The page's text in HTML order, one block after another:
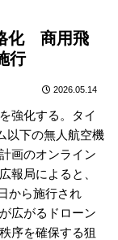
化 商用飛
行
2026.05.14
強化する。タイ
以下の無人航空機
画のオンライン
報局によると、
から施行され
広がるドローン
序を確保する狙